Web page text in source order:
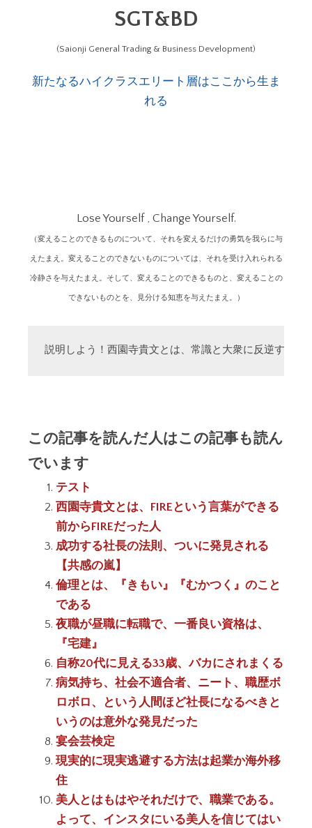
SGT&BD
(Saionji General Trading & Business Development)
新たなるハイクラスエリート層はここから生ま
れる
Lose Yourself , Change Yourself.
（変えることのできるものについて、それを変えるだけの勇気を我らに与
えたまえ。変えることのできないものについては、それを受け入れられる
冷静さを与えたまえ。そして、変えることのできるものと、変えることの
できないものとを、見分ける知恵を与えたまえ。）
説明しよう！西園寺貴文とは、常識と大衆に反逆する
この記事を読んだ人はこの記事も読ん
でいます
テスト
西園寺貴文とは、FIREという言葉ができる
前からFIREだった人
成功する社長の法則、ついに発見される
【共感の嵐】
倫理とは、『きもい』『むかつく』のこと
である
夜職が昼職に転職で、一番良い資格は、
『宅建』
自称20代に見える33歳、バカにされまくる
病気持ち、社会不適合者、ニート、職歴ボ
ロボロ、という人間ほど社長になるべきと
いうのは意外な発見だった
宴会芸検定
現実的に現実逃避する方法は起業か海外移
住
美人とはもはやそれだけで、職業である。
よって、インスタにいる美人を信じてはい